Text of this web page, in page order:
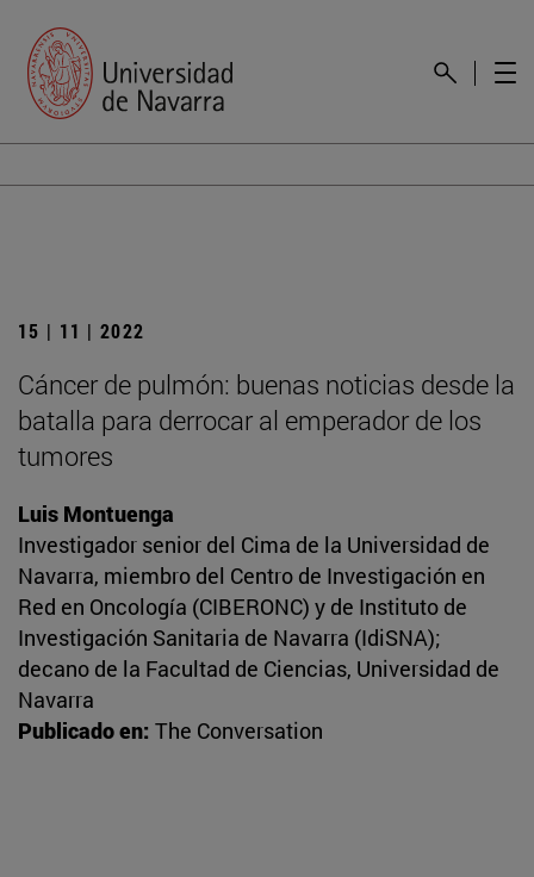
15 | 11 | 2022
Cáncer de pulmón: buenas noticias desde la
batalla para derrocar al emperador de los
tumores
Luis Montuenga
Investigador senior del Cima de la Universidad de
Navarra, miembro del Centro de Investigación en
Red en Oncología (CIBERONC) y de Instituto de
Investigación Sanitaria de Navarra (IdiSNA);
decano de la Facultad de Ciencias, Universidad de
Navarra
Publicado en: The Conversation